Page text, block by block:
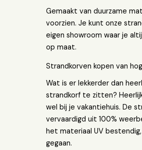
Gemaakt van duurzame
voorzien. Je kunt onze
eigen showroom waar je
op maat.
Strandkorven kopen van
Wat is er lekkerder dan
strandkorf te zitten?
wel bij je vakantiehuis. De
vervaardigd uit 100%
het materiaal UV
gegaan.